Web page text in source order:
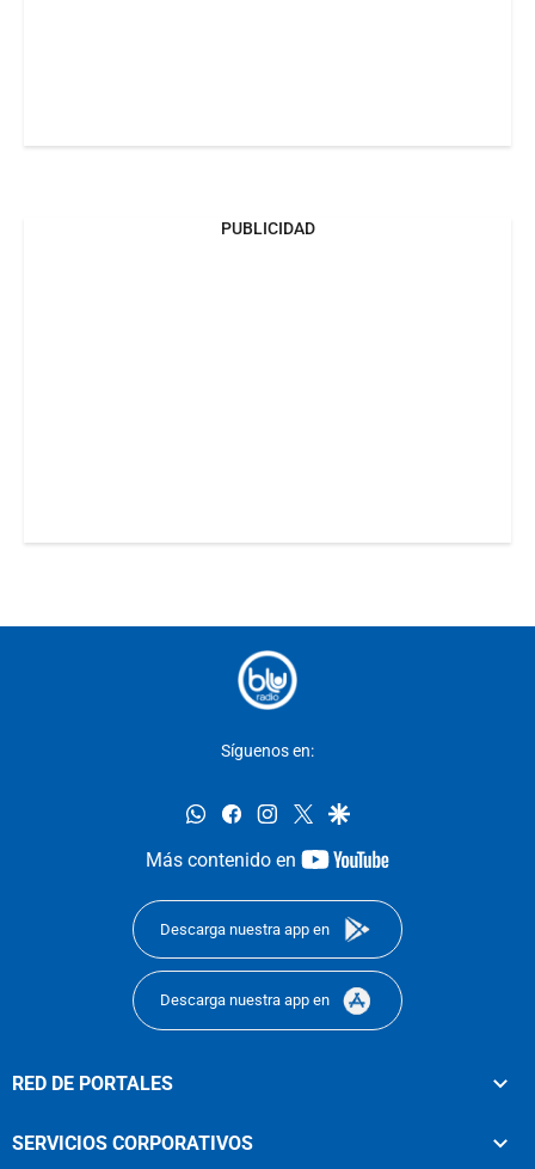
PUBLICIDAD
Síguenos en:
whatsappfacebookinstagram
twittergoogle
Más contenido en
youtube-
Descarga nuestra app en
Descarga nuestra app en
RED DE PORTALES
SERVICIOS CORPORATIVOS